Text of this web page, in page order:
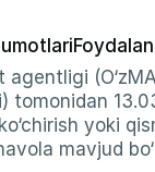
yoki
mavjud